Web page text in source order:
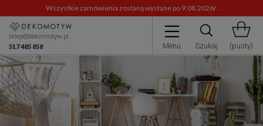
Wszystkie zamówienia zostaną wysłane po 9.08.2026r.
Menu Szukaj (pusty)
sklep@dekomotyw.pl
517 485 858